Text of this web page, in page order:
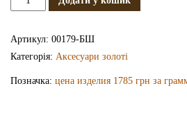
Артикул: 00179-БШ
Категорія: Аксесуари золоті
Позначка: цена изделия 1785 грн за